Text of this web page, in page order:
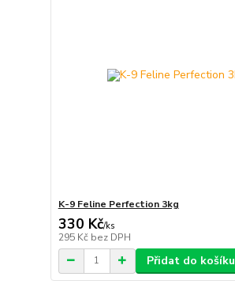
K-9 Feline Perfection 3kg
330 Kč/ks
295 Kč bez DPH
Přidat do košíku